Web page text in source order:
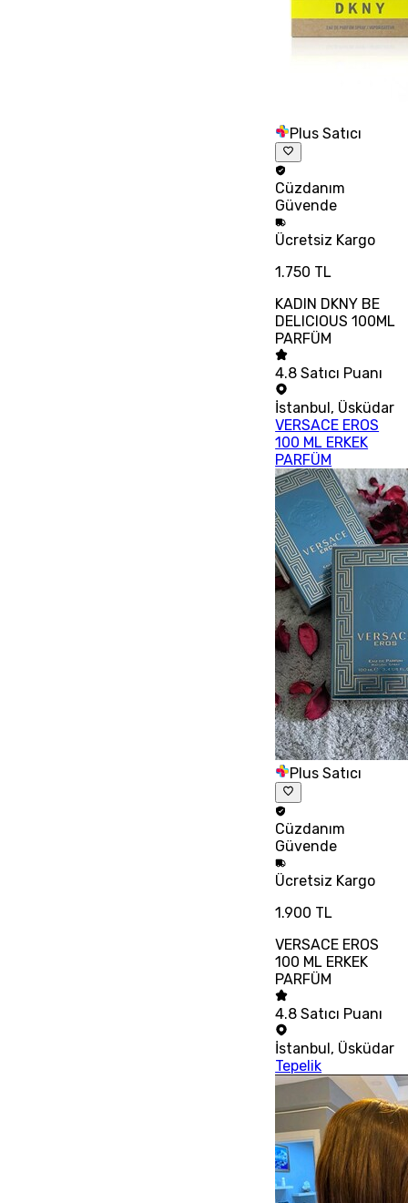
Plus Satıcı
Cüzdanım
Güvende
Ücretsiz Kargo
1.750 TL
KADIN DKNY BE
DELICIOUS 100ML
PARFÜM
4.8 Satıcı Puanı
İstanbul , Üsküdar
VERSACE EROS
100 ML ERKEK
PARFÜM
Plus Satıcı
Cüzdanım
Güvende
Ücretsiz Kargo
1.900 TL
VERSACE EROS
100 ML ERKEK
PARFÜM
4.8 Satıcı Puanı
İstanbul, Üsküdar
Tepelik